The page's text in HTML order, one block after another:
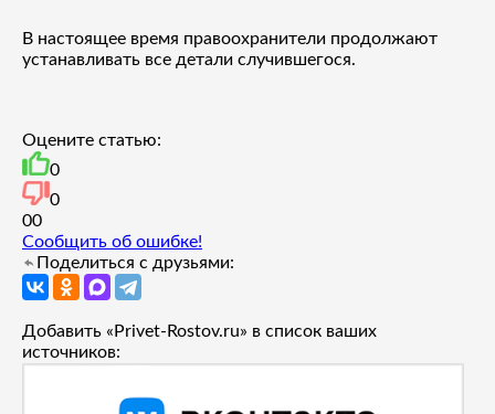
В настоящее время правоохранители продолжают
устанавливать все детали случившегося.
Оцените статью:
0
0
00
Сообщить об ошибке!
Поделиться с друзьями:
Добавить «Privet-Rostov.ru» в список ваших
источников: